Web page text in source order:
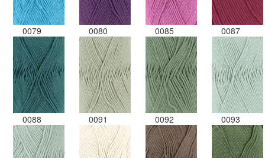
0079 0080 0085 0087
0088 0091 0092 0093